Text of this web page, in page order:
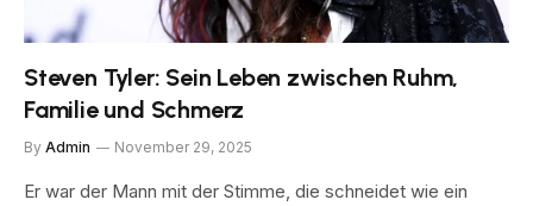
Steven Tyler: Sein Leben zwischen Ruhm,
Familie und Schmerz
By Admin November 29, 2025
Er war der Mann mit der Stimme, die schneidet wie ein